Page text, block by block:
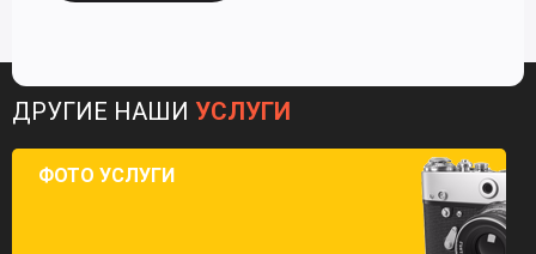
ДРУГИЕ НАШИ УСЛУГИ
ФОТО УСЛУГИ